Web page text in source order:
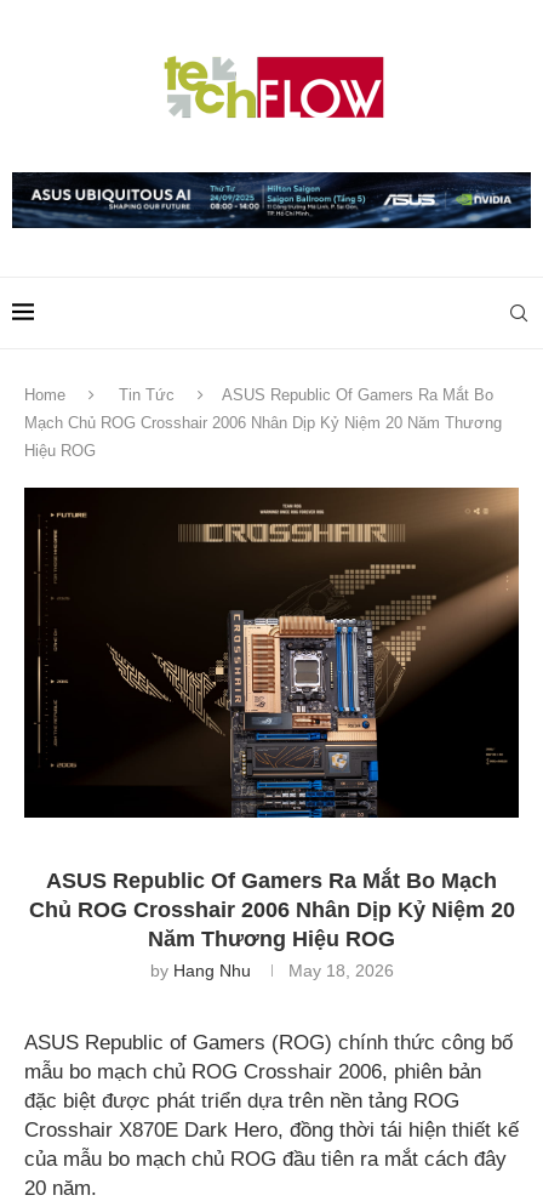
Home Tin Tức
ASUS Republic Of Gamers Ra Mắt Bo
Mạch Chủ ROG Crosshair 2006 Nhân Dịp Kỷ Niệm 20 Năm Thương
Hiệu ROG
ASUS Republic Of Gamers Ra Mắt Bo Mạch
Chủ ROG Crosshair 2006 Nhân Dịp Kỷ Niệm 20
Năm Thương Hiệu ROG
by Hang Nhu May 18, 2026
ASUS Republic of Gamers (ROG) chính thức công bố
mẫu bo mạch chủ ROG Crosshair 2006, phiên bản
đặc biệt được phát triển dựa trên nền tảng ROG
Crosshair X870E Dark Hero, đồng thời tái hiện thiết kế
của mẫu bo mạch chủ ROG đầu tiên ra mắt cách đây
20 năm.